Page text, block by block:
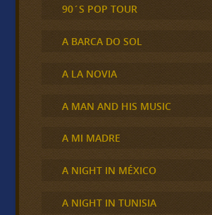
90´S POP TOUR
A BARCA DO SOL
A LA NOVIA
A MAN AND HIS MUSIC
A MI MADRE
A NIGHT IN MÉXICO
A NIGHT IN TUNISIA